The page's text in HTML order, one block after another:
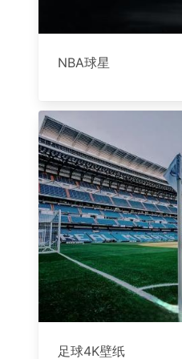
NBA球星
足球4K壁纸